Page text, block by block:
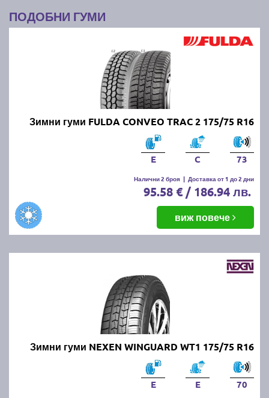
ПОДОБНИ ГУМИ
Зимни гуми FULDA CONVEO TRAC 2 175/75 R16
E C 73
Налични 2 броя | Доставка от 1 до 2 дни
95.58 € / 186.94 лв.
виж повече
Зимни гуми NEXEN WINGUARD WT1 175/75 R16
E E 70